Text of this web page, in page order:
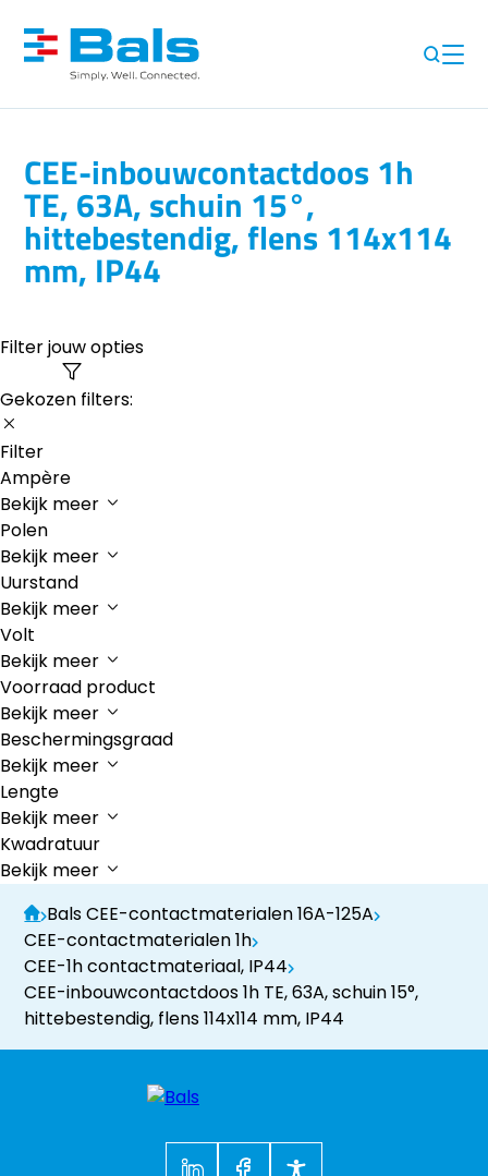
CEE-inbouwcontactdoos 1h
TE, 63A, schuin 15°,
hittebestendig, flens 114x114
mm, IP44
Filter jouw opties
Gekozen filters:
Filter
Ampère
Bekijk meer
Polen
Bekijk meer
Uurstand
Bekijk meer
Volt
Bekijk meer
Voorraad product
Bekijk meer
Beschermingsgraad
Bekijk meer
Lengte
Bekijk meer
Kwadratuur
Bekijk meer
Bals CEE-contactmaterialen 16A-125A
CEE-contactmaterialen 1h
CEE-1h contactmateriaal, IP44
CEE-inbouwcontactdoos 1h TE, 63A, schuin 15°,
hittebestendig, flens 114x114 mm, IP44